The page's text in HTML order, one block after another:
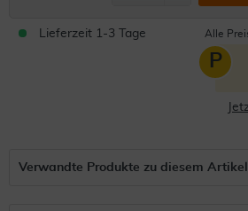
Lieferzeit 1-3 Tage Alle
P
Verwandte Produkte zu diesem Artikel